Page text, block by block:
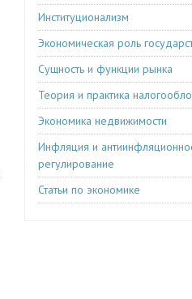
Институционализм
Экономическая роль
Сущность и функции рынка
Теория и практика
Экономика недвижимости
Инфляция и
регулирование
Статьи по экономике